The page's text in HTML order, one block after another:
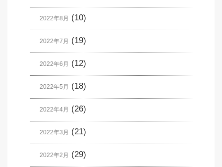
2022年8月 (10)
2022年7月 (19)
2022年6月 (12)
2022年5月 (18)
2022年4月 (26)
2022年3月 (21)
2022年2月 (29)